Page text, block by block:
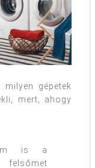
gépetek
mert, ahogy
is a
felsőmet